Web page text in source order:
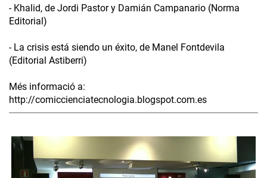
- Khalid, de Jordi Pastor y Damián Campanario (Norma
Editorial)
- La crisis está siendo un éxito, de Manel Fontdevila
(Editorial Astiberri)
Més informació a:
http://comiccienciatecnologia.blogspot.com.es